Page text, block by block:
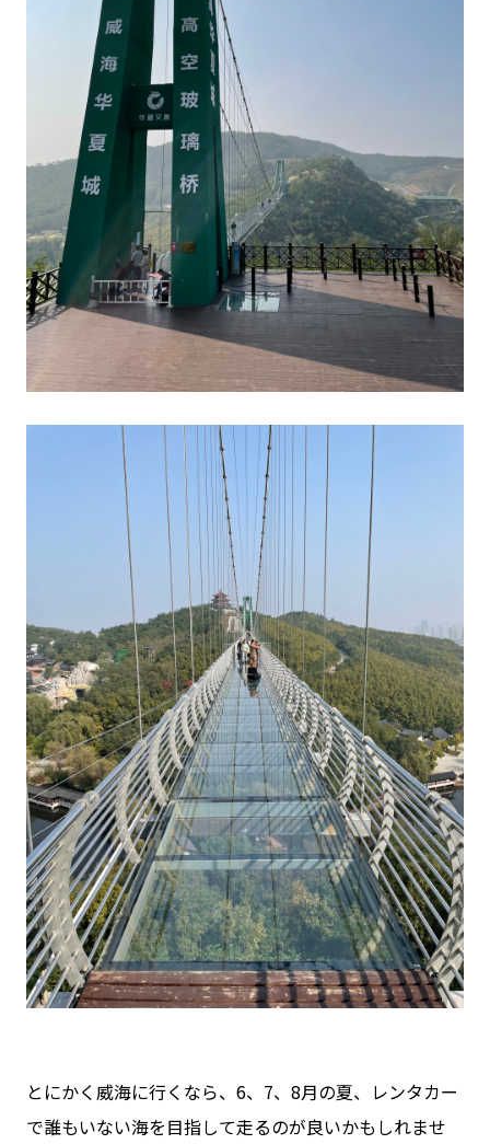
とにかく威海に行くなら、6、7、8月の夏、レンタカー
で誰もいない海を目指して走るのが良いかもしれませ